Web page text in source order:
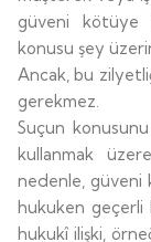
güveni kötüye
konusu şey
Ancak, bu
gerekmez.
Suçun
kullanmak
nedenle, güveni
hukuken geçerli
hukukî ilişki,